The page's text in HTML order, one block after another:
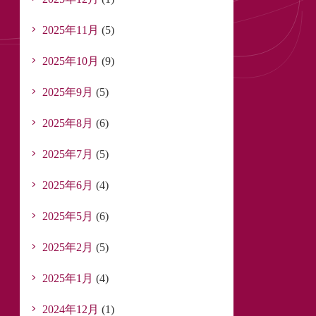
2025年11月 (5)
2025年10月 (9)
2025年9月 (5)
2025年8月 (6)
2025年7月 (5)
2025年6月 (4)
2025年5月 (6)
2025年2月 (5)
2025年1月 (4)
2024年12月 (1)